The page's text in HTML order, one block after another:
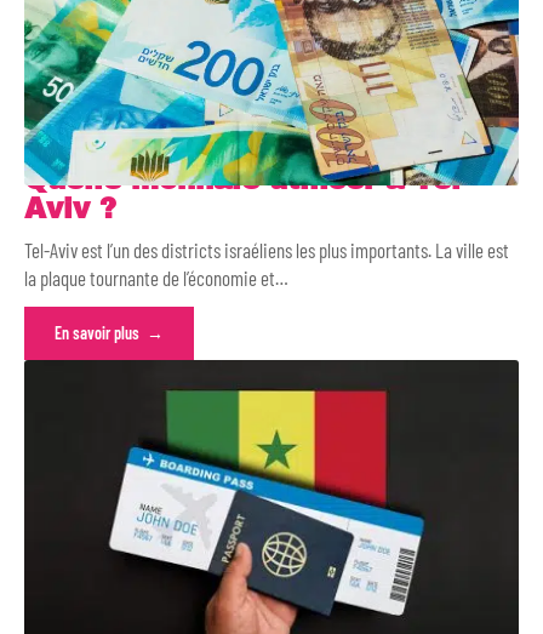
Quelle monnaie utiliser à Tel-
Aviv ?
Tel-Aviv est l’un des districts israéliens les plus importants. La ville est
la plaque tournante de l’économie et…
En savoir plus